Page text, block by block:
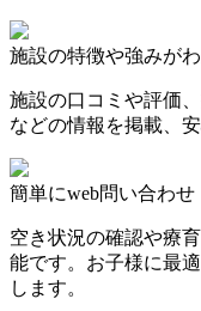
施設の特徴や強みが
施設の口コミや評価
などの情報を掲載、
簡単にweb問い合わせ
空き状況の確認や療
能です。お子様に最
します。